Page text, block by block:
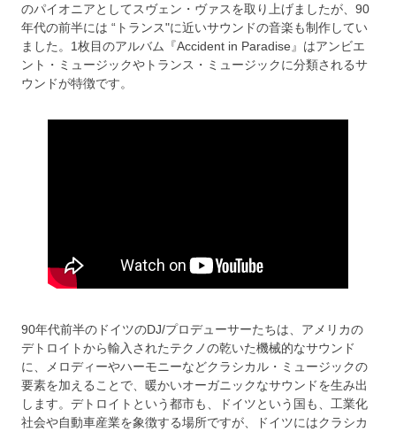
のパイオニアとしてスヴェン・ヴァスを取り上げましたが、90
年代の前半には “トランス"に近いサウンドの音楽も制作してい
ました。1枚目のアルバム『Accident in Paradise』はアンビエ
ント・ミュージックやトランス・ミュージックに分類されるサ
ウンドが特徴です。
90年代前半のドイツのDJ/プロデューサーたちは、アメリカの
デトロイトから輸入されたテクノの乾いた機械的なサウンド
に、メロディーやハーモニーなどクラシカル・ミュージックの
要素を加えることで、暖かいオーガニックなサウンドを生み出
します。デトロイトという都市も、ドイツという国も、工業化
社会や自動車産業を象徴する場所ですが、ドイツにはクラシカ